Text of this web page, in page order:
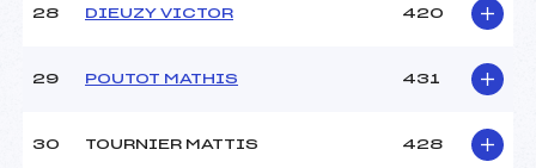
28 DIEUZY VICTOR 420
29 POUTOT MATHIS 431
30 TOURNIER MATTIS 428